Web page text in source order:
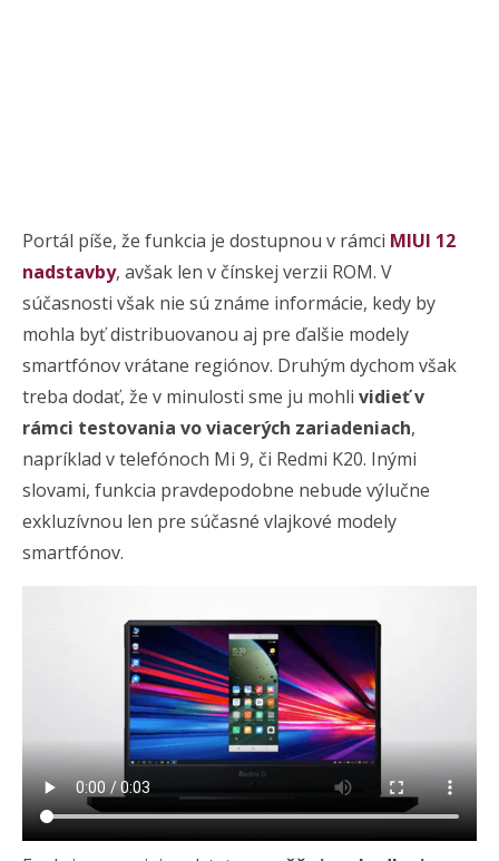
Portál píše, že funkcia je dostupnou v rámci MIUI 12
nadstavby, avšak len v čínskej verzii ROM. V
súčasnosti však nie sú známe informácie, kedy by
mohla byť distribuovanou aj pre ďalšie modely
smartfónov vrátane regiónov. Druhým dychom však
treba dodať, že v minulosti sme ju mohli vidieť v
rámci testovania vo viacerých zariadeniach,
napríklad v telefónoch Mi 9, či Redmi K20. Inými
slovami, funkcia pravdepodobne nebude výlučne
exkluzívnou len pre súčasné vlajkové modely
smartfónov.